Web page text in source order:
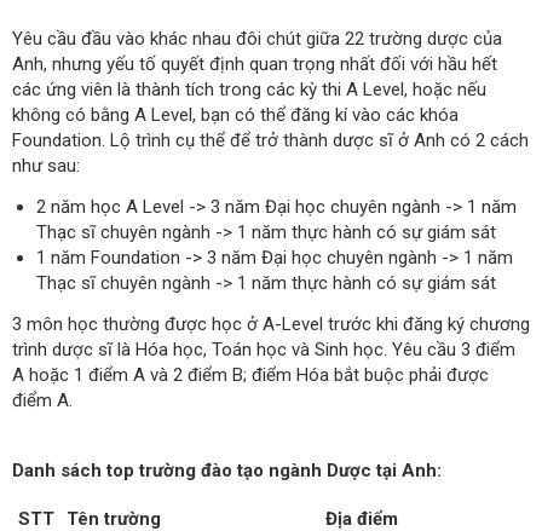
Yêu cầu đầu vào khác nhau đôi chút giữa 22 trường dược của
Anh, nhưng yếu tố quyết định quan trọng nhất đối với hầu hết
các ứng viên là thành tích trong các kỳ thi A Level, hoặc nếu
không có bằng A Level, bạn có thể đăng kí vào các khóa
Foundation. Lộ trình cụ thể để trở thành dược sĩ ở Anh có 2 cách
như sau:
2 năm học A Level -> 3 năm Đại học chuyên ngành -> 1 năm
Thạc sĩ chuyên ngành -> 1 năm thực hành có sự giám sát
1 năm Foundation -> 3 năm Đại học chuyên ngành -> 1 năm
Thạc sĩ chuyên ngành -> 1 năm thực hành có sự giám sát
3 môn học thường được học ở A-Level trước khi đăng ký chương
trình dược sĩ là Hóa học, Toán học và Sinh học. Yêu cầu 3 điểm
A hoặc 1 điểm A và 2 điểm B; điểm Hóa bắt buộc phải được
điểm A.
Danh sách top trường đào tạo ngành Dược tại Anh:
STT Tên trường
Địa điểm